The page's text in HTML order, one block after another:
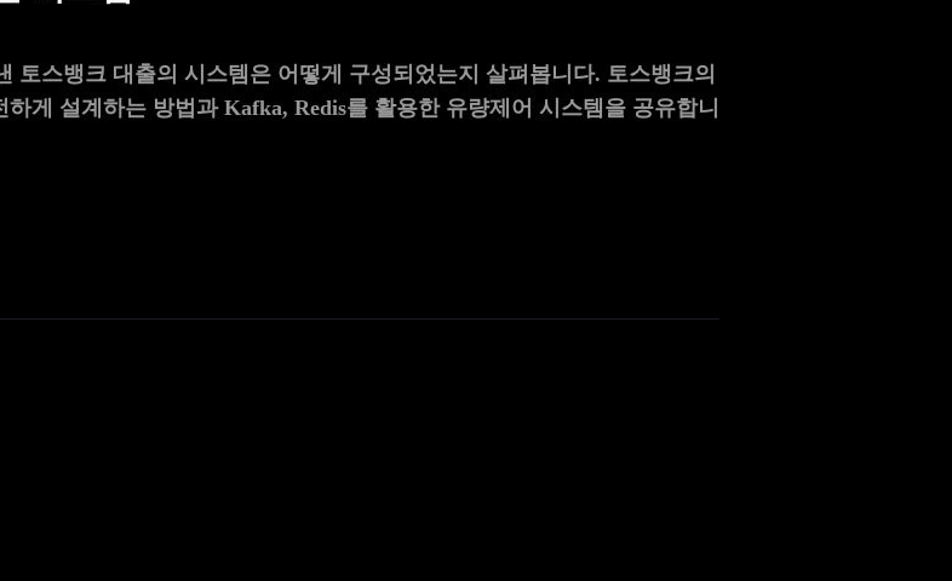
토스뱅크 대출의 시스템은 어떻게 구성되었는지 살펴봅니다. 토스뱅크의
게 설계하는 방법과 Kafka, Redis를 활용한 유량제어 시스템을 공유합니